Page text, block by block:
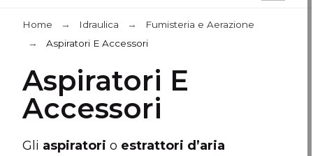
Home Idraulica
Fumisteria e Aerazione
Aspiratori E Accessori
Aspiratori E
Accessori
Gli aspiratorio estrattori d’aria